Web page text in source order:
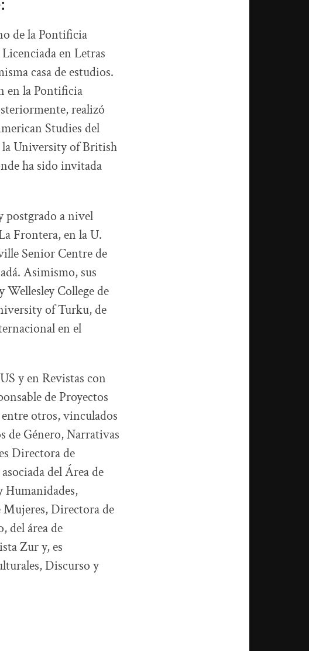
de la Pontificia
en Letras
casa de estudios.
en la Pontificia
realizó
Studies del
University of British
ha sido invitada
postgrado a nivel
Frontera, en la U.
Senior Centre de
Asimismo, sus
Wellesley College de
of Turku, de
en el
y en Revistas con
de Proyectos
otros, vinculados
de Género, Narrativas
Directora de
del Área de
Humanidades,
Directora de
del área de
Zur y, es
Discurso y